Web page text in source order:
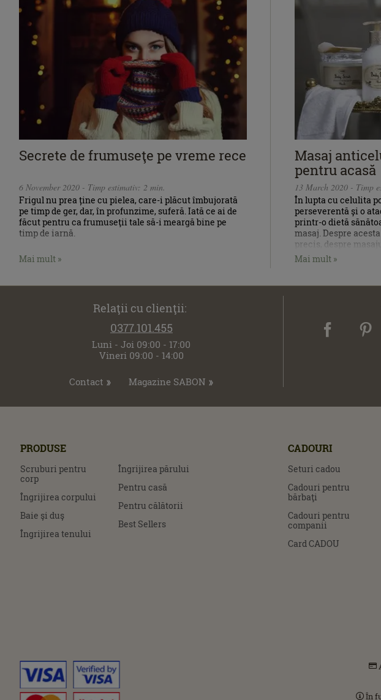
Secrete de frumuseţe pe vreme rece
6 November 2020 - Timp estimativ: 2 min.
Frigul nu prea ține cu pielea, care-i plăcut îmbujorată
pe timp de ger, dar, în profunzime, suferă. Iată ce ai de
făcut pentru ca frumuseţii tale să-i meargă bine pe
timp de iarnă.
Mai mult »
Masaj
pentru acasă
13 March 2020 - Timp
În lupta cu celulita
perseverentă și o
printr-o dietă
masaj. Despre
precis, despre
chiar tu.
Mai mult »
Relaţii cu clienţii:
0377.101.455
Luni - Joi 09:00 - 17:00
Vineri 09:00 - 14:00
Contact Magazine SABON
PRODUSE
Scruburi pentru
corp
Îngrijirea corpului
Baie şi duş
Îngrijirea tenului
Îngrijirea părului
Pentru casă
Pentru călătorii
Best Sellers
CADOURI
Seturi cadou
Cadouri pentru
bărbaţi
Cadouri pentru
companii
Card CADOU
În